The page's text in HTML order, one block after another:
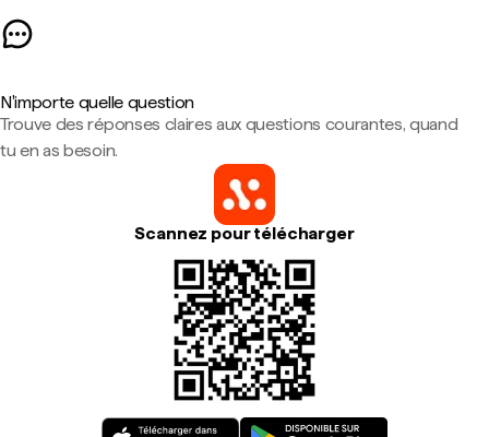
N'importe quelle question
Trouve des réponses claires aux questions courantes, quand
tu en as besoin.
Scannez pour télécharger